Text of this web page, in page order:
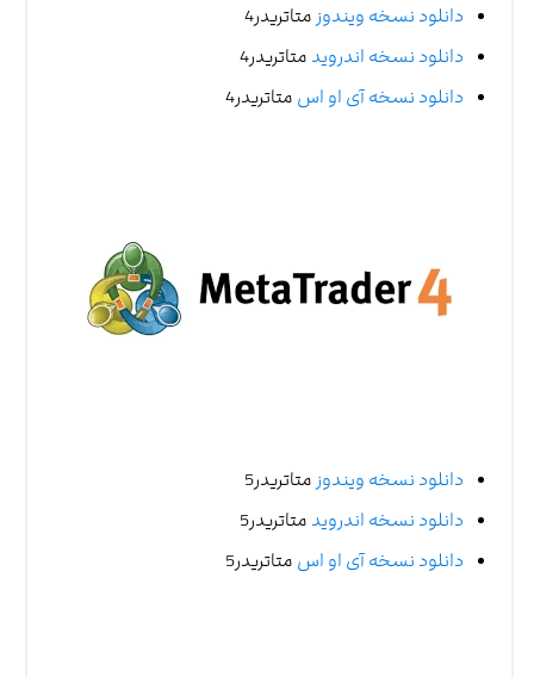
دانلود نسخه ویندوز متاتریدر4
دانلود نسخه اندروید متاتریدر4
دانلود نسخه آی او اس متاتریدر4
دانلود نسخه ویندوز متاتریدر5
دانلود نسخه اندروید متاتریدر5
دانلود نسخه آی او اس متاتریدر5